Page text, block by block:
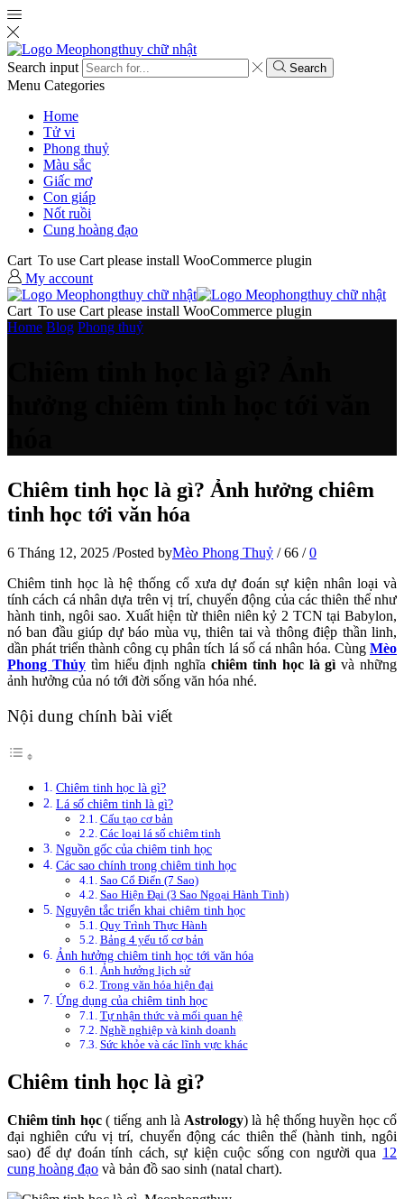
Search input Search
Menu Categories
Home
Tử vi
Phong thuỷ
Màu sắc
Giấc mơ
Con giáp
Nốt ruồi
Cung hoàng đạo
Cart To use Cart please install WooCommerce plugin
My account
Cart To use Cart please install WooCommerce plugin
Home Blog Phong thuỷ
Chiêm tinh học là gì? Ảnh hưởng chiêm
tinh học tới văn hóa
6 Tháng 12, 2025 /Posted byMèo Phong Thuỷ / 66 / 0
Chiêm tinh học là hệ thống cổ xưa dự đoán sự kiện nhân loại và
tính cách cá nhân dựa trên vị trí, chuyển động của các thiên thể như
hành tinh, ngôi sao.​ Xuất hiện từ thiên niên kỷ 2 TCN tại Babylon,
nó ban đầu giúp dự báo mùa vụ, thiên tai và thông điệp thần linh,
dần phát triển thành công cụ phân tích lá số cá nhân hóa. Cùng Mèo
Phong Thủytìm hiểu định nghĩachiêm tinh học là gì và những
ảnh hưởng của nó tới đời sống văn hóa nhé.
Nội dung chính bài viết
Chiêm tinh học là gì?
Lá số chiêm tinh là gì?
Cấu tạo cơ bản
Các loại lá số chiêm tinh
Nguồn gốc của chiêm tinh học
Các sao chính trong chiêm tinh học
Sao Cổ Điển (7 Sao)
Sao Hiện Đại (3 Sao Ngoại Hành Tinh)
Nguyên tắc triển khai chiêm tinh học
Quy Trình Thực Hành
Bảng 4 yếu tố cơ bản
Ảnh hưởng chiêm tinh học tới văn hóa
Ảnh hưởng lịch sử
Trong văn hóa hiện đại
Ứng dụng của chiêm tinh học
Tự nhận thức và mối quan hệ
Nghề nghiệp và kinh doanh
Sức khỏe và các lĩnh vực khác
Chiêm tinh học là gì?
Chiêm tinh học ( tiếng anh là Astrology) là hệ thống huyền học cổ
đại nghiên cứu vị trí, chuyển động các thiên thể (hành tinh, ngôi
sao) để dự đoán tính cách, sự kiện cuộc sống con người qua 12
cung hoàng đạo và bản đồ sao sinh (natal chart).